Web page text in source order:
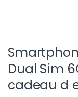
Dual Sim
cadeau d